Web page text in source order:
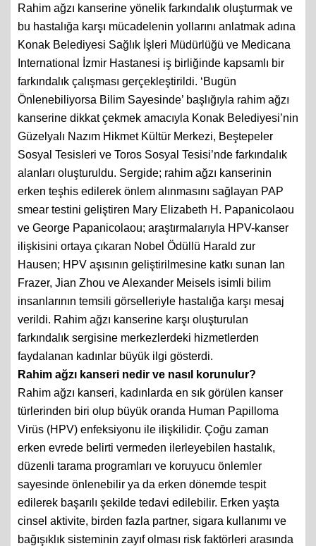
Rahim ağzı kanserine yönelik farkındalık oluşturmak ve
bu hastalığa karşı mücadelenin yollarını anlatmak adına
Konak Belediyesi Sağlık İşleri Müdürlüğü ve Medicana
International İzmir Hastanesi iş birliğinde kapsamlı bir
farkındalık çalışması gerçekleştirildi. ‘Bugün
Önlenebiliyorsa Bilim Sayesinde’ başlığıyla rahim ağzı
kanserine dikkat çekmek amacıyla Konak Belediyesi’nin
Güzelyalı Nazım Hikmet Kültür Merkezi, Beştepeler
Sosyal Tesisleri ve Toros Sosyal Tesisi’nde farkındalık
alanları oluşturuldu. Sergide; rahim ağzı kanserinin
erken teşhis edilerek önlem alınmasını sağlayan PAP
smear testini geliştiren Mary Elizabeth H. Papanicolaou
ve George Papanicolaou; araştırmalarıyla HPV-kanser
ilişkisini ortaya çıkaran Nobel Ödüllü Harald zur
Hausen; HPV aşısının geliştirilmesine katkı sunan Ian
Frazer, Jian Zhou ve Alexander Meisels isimli bilim
insanlarının temsili görselleriyle hastalığa karşı mesaj
verildi. Rahim ağzı kanserine karşı oluşturulan
farkındalık sergisine merkezlerdeki hizmetlerden
faydalanan kadınlar büyük ilgi gösterdi.
Rahim ağzı kanseri nedir ve nasıl korunulur?
Rahim ağzı kanseri, kadınlarda en sık görülen kanser
türlerinden biri olup büyük oranda Human Papilloma
Virüs (HPV) enfeksiyonu ile ilişkilidir. Çoğu zaman
erken evrede belirti vermeden ilerleyebilen hastalık,
düzenli tarama programları ve koruyucu önlemler
sayesinde önlenebilir ya da erken dönemde tespit
edilerek başarılı şekilde tedavi edilebilir. Erken yaşta
cinsel aktivite, birden fazla partner, sigara kullanımı ve
bağışıklık sisteminin zayıf olması risk faktörleri arasında